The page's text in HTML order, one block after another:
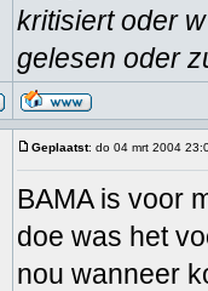
kritisiert oder
gelesen oder
Geplaatst: do 04 mrt 2004
BAMA is voor
doe was het
nou wanneer